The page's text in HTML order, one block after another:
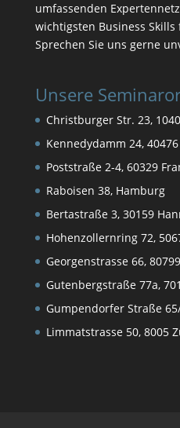
umfassenden
wichtigsten Business
Sprechen Sie uns gerne
Unsere
Christburger Str. 23,
Kennedydamm 24,
Poststraße 2-4, 60329
Raboisen 38, Hamburg
Bertastraße 3, 30159
Hohenzollernring 72,
Georgenstrasse 66,
Gutenbergstraße 77a,
Gumpendorfer Straße
Limmatstrasse 50, 8005